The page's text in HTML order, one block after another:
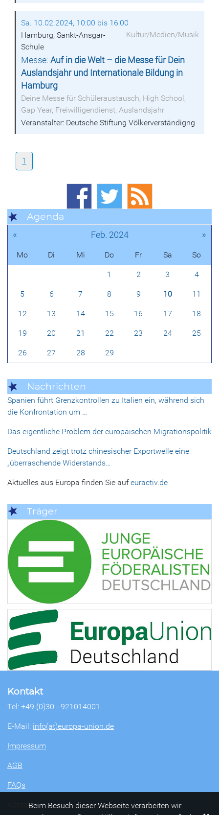
Sa. 10.02.2024, 10:00 bis 16:00
Kultur/Medien/Musik
Hamburg, Sankt-Ansgar-
Schule
Messe:Auf in die Welt – die Messe für Dein
Auslandsjahr und Internationale Bildung in
Hamburg
Deine Messe für Schüleraustausch, High School,
Gap Year, Freiwilligendienst, Auslandsjahr
Veranstalter: Deutsche Stiftung Völkerverständigng
1
Agenda
« Feb. 2024 »
Mo Di Mi Do Fr Sa So
1 2 3 4
5 6 7 8 9 10 11
12 13 14 15 16 17 18
19 20 21 22 23 24 25
26 27 28 29
Nachrichten
Spanien führt Grenzkontrollen zu Italien ein, während sich
die Konfrontation um …
Das eigentliche Problem der europäischen Migrationspolitik
Deutschland zeigt trotz chinesischer Exportwelle eine
„überraschende Widerstands…
Aktuelles aus Europa finden Sie aufeuractiv.de
Träger
Kontakt
Tel: +49 (0)30 - 921014001
E-Mail: info(at)europa-union.de
Impressum
AGB
FAQs
KontaktBeim Besuch dieser Webseite verarbeiten wir